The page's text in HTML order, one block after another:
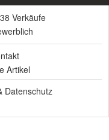
Verkäufe
Artikel
Datenschutz